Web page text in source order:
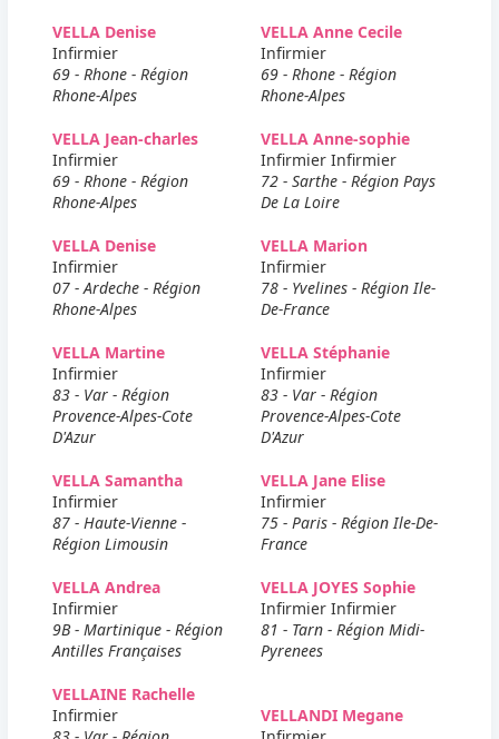
VELLA Denise
Infirmier
69 - Rhone - Région
Rhone-Alpes
VELLA Anne Cecile
Infirmier
69 - Rhone - Région
Rhone-Alpes
VELLA Jean-charles
Infirmier
69 - Rhone - Région
Rhone-Alpes
VELLA Anne-sophie
Infirmier Infirmier
72 - Sarthe - Région Pays
De La Loire
VELLA Denise
Infirmier
07 - Ardeche - Région
Rhone-Alpes
VELLA Marion
Infirmier
78 - Yvelines - Région Ile-
De-France
VELLA Martine
Infirmier
83 - Var - Région
Provence-Alpes-Cote
D'Azur
VELLA Stéphanie
Infirmier
83 - Var - Région
Provence-Alpes-Cote
D'Azur
VELLA Samantha
Infirmier
87 - Haute-Vienne -
Région Limousin
VELLA Jane Elise
Infirmier
75 - Paris - Région Ile-De-
France
VELLA Andrea
Infirmier
9B - Martinique - Région
Antilles Françaises
VELLA JOYES Sophie
Infirmier Infirmier
81 - Tarn - Région Midi-
Pyrenees
VELLAINE Rachelle
Infirmier
VELLANDI Megane